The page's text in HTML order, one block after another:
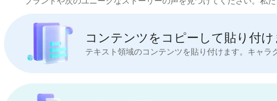
コンテンツをコピーして貼り付け
テキスト領域のコンテンツを貼り付けます。キャラ